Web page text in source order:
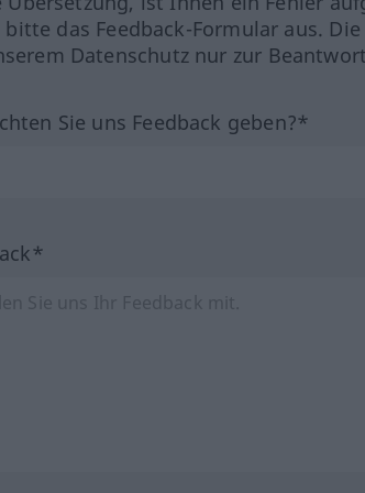
bitte das Feedback-Formular aus.
Datenschutz nur zur
Sie uns Feedback geben?*